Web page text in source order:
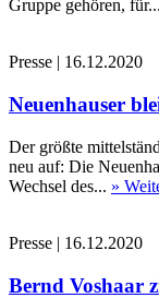
Gruppe gehören, für...
Presse | 16.12.2020
Neuenhauser
Der größte
neu auf: Die
Wechsel des... »
Presse | 16.12.2020
Bernd Voshaar